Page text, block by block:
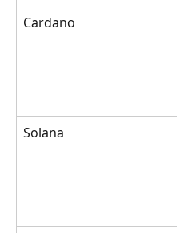
Cardano
Solana